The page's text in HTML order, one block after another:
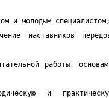
и молодым специалистом;
наставников
работы,
и